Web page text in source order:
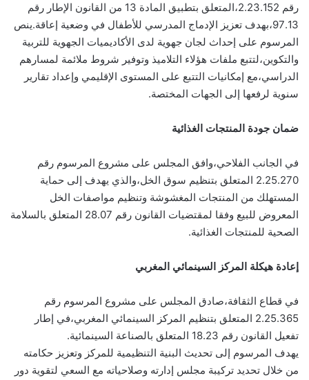
رقم 2.23.152،المتعلق بتطبيق المادة 13 من القانون الإطار رقم
97.13،بهدف تعزيز الإدماج المدرسي للأطفال في وضعية إعاقة.ينص
المرسوم على إحداث لجان جهوية لدى الأكاديميات الجهوية للتربية
والتكوين،لتتبع ملفات هؤلاء التلاميذ وتوفير شروط ملائمة لمسارهم
الدراسي،مع إمكانيات التتبع على المستوى الإقليمي وإعداد تقارير
سنوية لرفعها إلى الجهات المختصة.
ضمان جودة المنتجات الغذائية
في الجانب الفلاحي،وافق المجلس على مشروع المرسوم رقم
2.25.270 المتعلق بتنظيم سوق الخل،والذي يهدف إلى حماية
المستهلك من المنتجات المغشوشة وتنظيم مواصفات الخل
المعروض للبيع وفقا لمقتضيات القانون رقم 28.07 المتعلق بالسلامة
الصحية للمنتجات الغذائية.
إعادة هيكلة المركز السينمائي المغربي
في قطاع الثقافة،صادق المجلس على مشروع المرسوم رقم
2.25.365 المتعلق بتنظيم المركز السينمائي المغربي،في إطار
تفعيل القانون رقم 18.23 المتعلق بالصناعة السينمائية.
يهدف المرسوم إلى تحديث البنية التنظيمية للمركز وتعزيز حكامته
من خلال تحديد تركيبة مجلس إدارته وصلاحياته مع السعي لتقوية دور